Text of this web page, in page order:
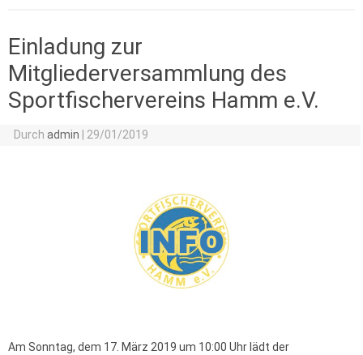
Einladung zur
Mitgliederversammlung des
Sportfischervereins Hamm e.V.
Durch admin 29/01/2019
Am Sonntag, dem 17. März 2019 um 10:00 Uhr lädt der